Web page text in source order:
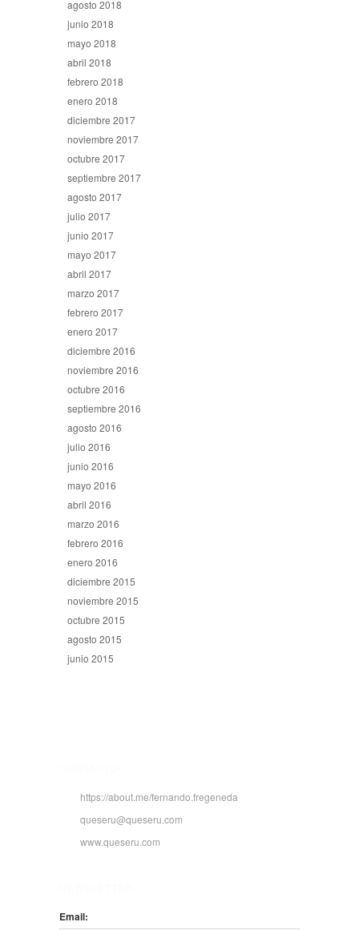
agosto 2018
junio 2018
mayo 2018
abril 2018
febrero 2018
enero 2018
diciembre 2017
noviembre 2017
octubre 2017
septiembre 2017
agosto 2017
julio 2017
junio 2017
mayo 2017
abril 2017
marzo 2017
febrero 2017
enero 2017
diciembre 2016
noviembre 2016
octubre 2016
septiembre 2016
agosto 2016
julio 2016
junio 2016
mayo 2016
abril 2016
marzo 2016
febrero 2016
enero 2016
diciembre 2015
noviembre 2015
octubre 2015
agosto 2015
junio 2015
https://about.me/fernando.fregeneda
queseru@queseru.com
www.queseru.com
Email: